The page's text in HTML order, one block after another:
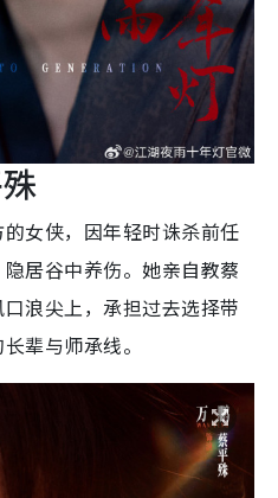
女侠，因年轻时诛杀前任
居谷中养伤。她亲自教蔡
浪尖上，承担过去选择带
辈与师承线。